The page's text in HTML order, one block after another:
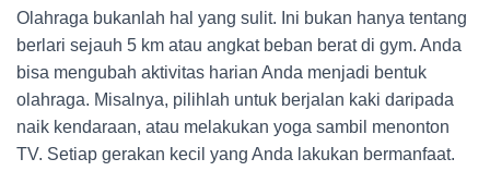
Olahraga bukanlah hal yang sulit. Ini bukan hanya tentang
berlari sejauh 5 km atau angkat beban berat di gym. Anda
bisa mengubah aktivitas harian Anda menjadi bentuk
olahraga. Misalnya, pilihlah untuk berjalan kaki daripada
naik kendaraan, atau melakukan yoga sambil menonton
TV. Setiap gerakan kecil yang Anda lakukan bermanfaat.